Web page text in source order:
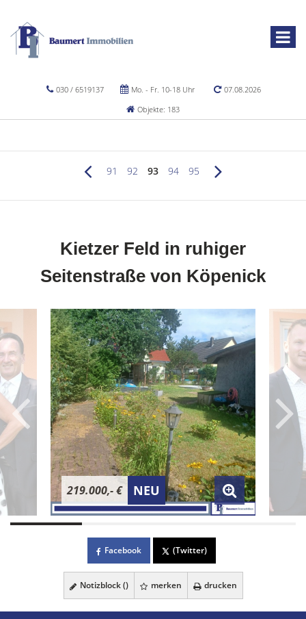
030 / 6519137 Mo. - Fr. 10-18 Uhr
07.08.2026
Objekte: 183
91 92 93 94 95
Kietzer Feld in ruhiger
Seitenstraße von Köpenick
219.000,- € NEU
Facebook (Twitter)
Notizblock () merken drucken